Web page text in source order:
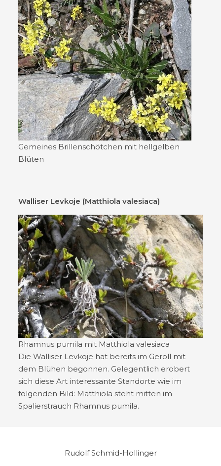
Gemeines Brillenschötchen mit hellgelben
Blüten
Walliser Levkoje (Matthiola valesiaca)
Rhamnus pumila mit Matthiola valesiaca
Die Walliser Levkoje hat bereits im Geröll mit
dem Blühen begonnen. Gelegentlich erobert
sich diese Art interessante Standorte wie im
folgenden Bild: Matthiola steht mitten im
Spalierstrauch Rhamnus pumila.
Rudolf Schmid-Hollinger